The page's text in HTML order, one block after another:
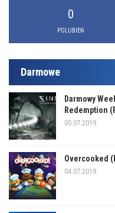
0
POLUBIEŃ
Darmowe
Darmowy
Redemption
05.07.2019
Overcooked
04.07.2019